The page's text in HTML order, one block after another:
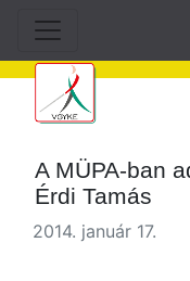
A MÜPA-ban
Érdi Tamás
2014. január 17.